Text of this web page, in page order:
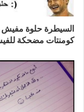
السيطرة حلوة مفيش
كومنتات مضحكة